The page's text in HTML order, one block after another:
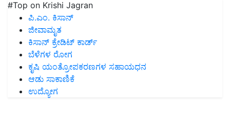
#Top on Krishi Jagran
ಪಿ.ಎಂ. ಕಿಸಾನ್
ಜೀವಾಮೃತ
ಕಿಸಾನ್ ಕ್ರೇಡಿಟ್ ಕಾರ್ಡ್
ಬೆಳೆಗಳ ರೋಗ
ಕೃಷಿ ಯಂತ್ರೋಪಕರಣಗಳ ಸಹಾಯಧನ
ಆಡು ಸಾಕಾಣಿಕೆ
ಉದ್ಯೋಗ